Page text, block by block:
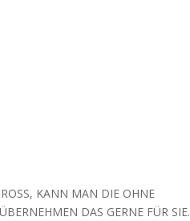
KANN MAN DIE OHNE
DAS GERNE FÜR SIE.